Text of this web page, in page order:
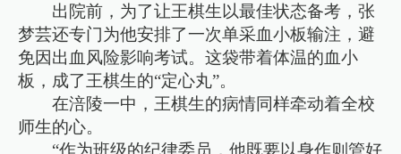
出院前，为了让王棋生以最佳状态备考，张
梦芸还专门为他安排了一次单采血小板输注，避
免因出血风险影响考试。这袋带着体温的血小
板，成了王棋生的“定心丸”。
在涪陵一中，王棋生的病情同样牵动着全校
师生的心。
“作为班级的纪律委员，他既要以身作则管好